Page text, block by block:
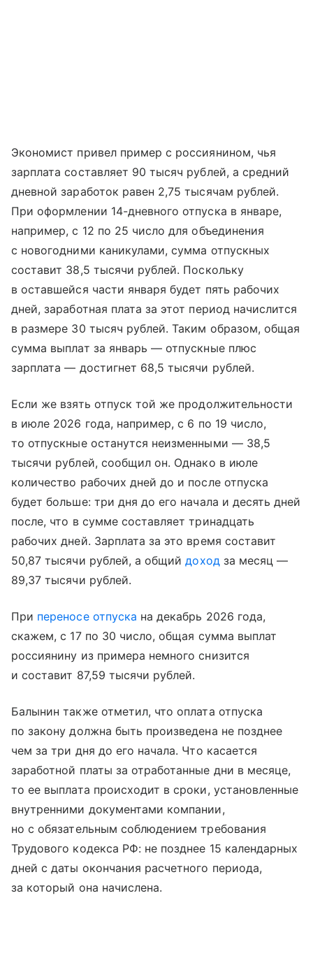
Экономист привел пример с россиянином, чья
зарплата составляет 90 тысяч рублей, а средний
дневной заработок равен 2,75 тысячам рублей.
При оформлении 14-дневного отпуска в январе,
например, с 12 по 25 число для объединения
с новогодними каникулами, сумма отпускных
составит 38,5 тысячи рублей. Поскольку
в оставшейся части января будет пять рабочих
дней, заработная плата за этот период начислится
в размере 30 тысяч рублей. Таким образом, общая
сумма выплат за январь — отпускные плюс
зарплата — достигнет 68,5 тысячи рублей.
Если же взять отпуск той же продолжительности
в июле 2026 года, например, с 6 по 19 число,
то отпускные останутся неизменными — 38,5
тысячи рублей, сообщил он. Однако в июле
количество рабочих дней до и после отпуска
будет больше: три дня до его начала и десять дней
после, что в сумме составляет тринадцать
рабочих дней. Зарплата за это время составит
50,87 тысячи рублей, а общийдоходза месяц —
89,37 тысячи рублей.
При переносе отпуска на декабрь 2026 года,
скажем, с 17 по 30 число, общая сумма выплат
россиянину из примера немного снизится
и составит 87,59 тысячи рублей.
Балынин также отметил, что оплата отпуска
по закону должна быть произведена не позднее
чем за три дня до его начала. Что касается
заработной платы за отработанные дни в месяце,
то ее выплата происходит в сроки, установленные
внутренними документами компании,
но с обязательным соблюдением требования
Трудового кодекса РФ: не позднее 15 календарных
дней с даты окончания расчетного периода,
за который она начислена.